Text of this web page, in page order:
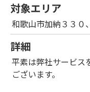
対象エリア
和歌山市加納３３０
詳細
平素は弊社サービス
ございます。